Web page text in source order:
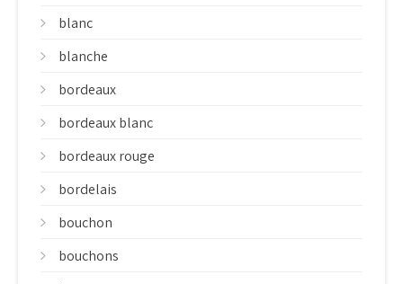
blanc
blanche
bordeaux
bordeaux blanc
bordeaux rouge
bordelais
bouchon
bouchons